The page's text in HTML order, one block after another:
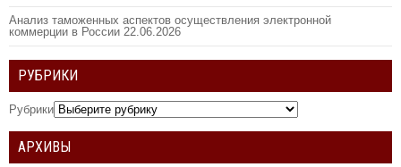
Анализ таможенных аспектов осуществления электронной
коммерции в России 22.06.2026
РУБРИКИ
Рубрики
АРХИВЫ